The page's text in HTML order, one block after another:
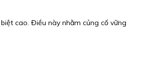
cao. Điều này nhằm củng cố vững